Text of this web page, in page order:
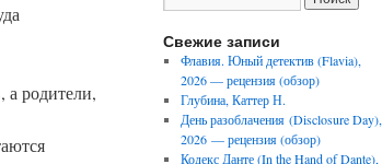
а родители,
Свежие записи
Флавия. Юный детектив (Flavia),
2026 — рецензия (обзор)
Глубина, Каттер Н.
День разоблачения (Disclosure Day),
2026 — рецензия (обзор)
Кодекс Данте (In the Hand of Dante),